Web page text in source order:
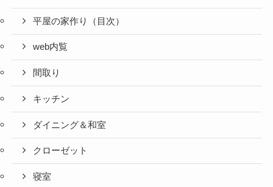
平屋の家作り（目次）
web内覧
間取り
キッチン
ダイニング＆和室
クローゼット
寝室